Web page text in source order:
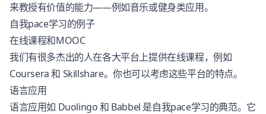
来教授有价值的能力——例如音乐或健身类应用。
自我pace学习的例子
在线课程和MOOC
我们有很多杰出的人在各大平台上提供在线课程，例如
Coursera 和 Skillshare。你也可以考虑这些平台的特点。
语言应用
语言应用如 Duolingo 和 Babbel 是自我pace学习的典范。它